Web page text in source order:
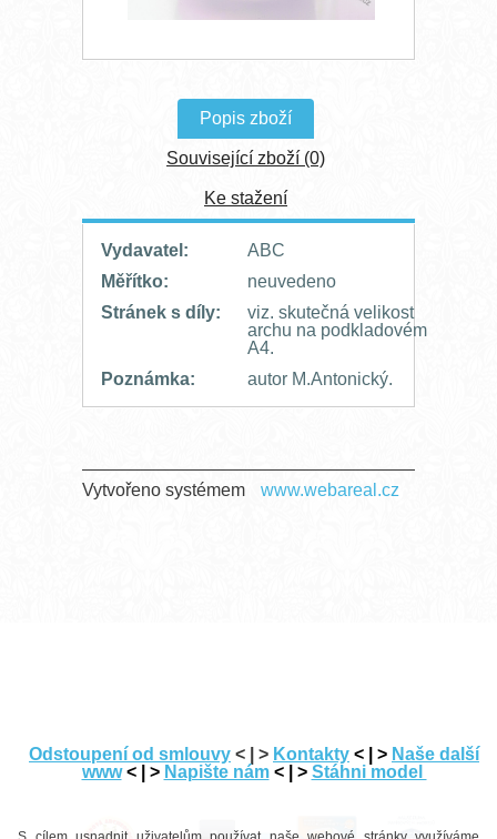
Popis zboží
Související zboží (0)
Ke stažení
Vydavatel:
ABC
Měřítko:
neuvedeno
Stránek s díly:
viz. skutečná velikost
archu na podkladovém
A4.
Poznámka:
autor M.Antonický.
Vytvořeno systémem www.webareal.cz
Odstoupení od smlouvy < | > Kontakty < | > Naše další
www < | > Napište nám < | > Stáhni model